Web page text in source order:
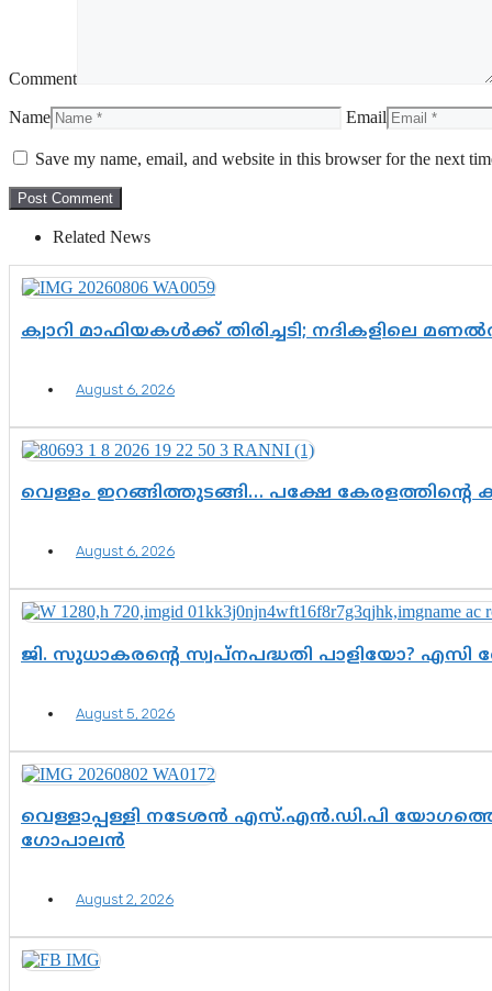
Comment
Name Email
Save my name, email, and website in this browser for the next
Related News
ക്വാറി മാഫിയകൾക്ക് തിരിച്ചടി; നദികളിലെ
August 6, 2026
വെള്ളം ഇറങ്ങിത്തുടങ്ങി… പക്ഷേ കേരളത്തിന്റെ
August 6, 2026
ജി. സുധാകരന്റെ സ്വപ്നപദ്ധതി പാളിയോ?
August 5, 2026
വെള്ളാപ്പള്ളി നടേശൻ എസ്.എൻ.ഡി.പി
ഗോപാലൻ
August 2, 2026